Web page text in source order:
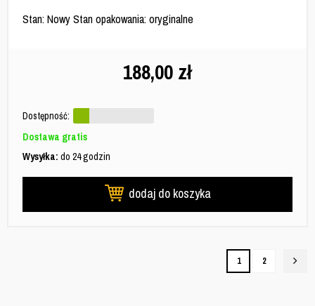
Stan: Nowy Stan opakowania: oryginalne
188,00 zł
Dostępność:
Dostawa gratis
Wysyłka: do 24 godzin
dodaj do koszyka
1 2